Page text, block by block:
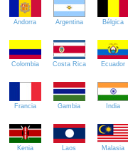
Andorra Argentina Bélgica
Colombia Costa Rica Ecuador
Francia Gambia India
Kenia Laos Malasia